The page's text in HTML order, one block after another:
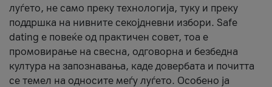
луѓето, не само преку технологија, туку и преку
поддршка на нивните секојдневни избори. Safe
dating е повеќе од практичен совет, тоа е
промовирање на свесна, одговорна и безбедна
култура на запознавања, каде довербата и почитта
се темел на односите меѓу луѓето. Особено ја